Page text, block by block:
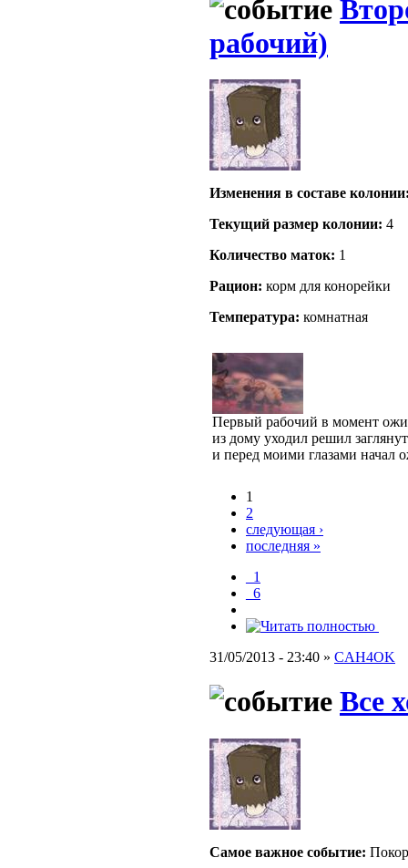
рабочий)
Изменения в составе
Текущий размер кoлонии: 4
Количество маток: 1
Рацион: корм для конорейки
Температура: комнатная
Первый рабочий в момент
из дому уходил решил
и перед моими глазами начал
1
2
следующая ›
последняя »
_1
_6
31/05/2013 - 23:40 » CAH4OK
Все
Самое важное событие: